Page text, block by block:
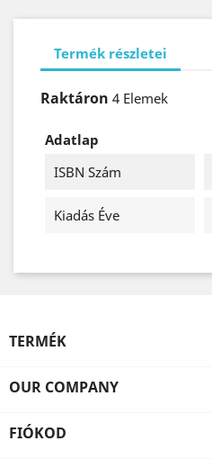
Termék részletei
Raktáron 4 Elemek
Adatlap
ISBN Szám
Kiadás Éve
TERMÉK
OUR COMPANY
FIÓKOD